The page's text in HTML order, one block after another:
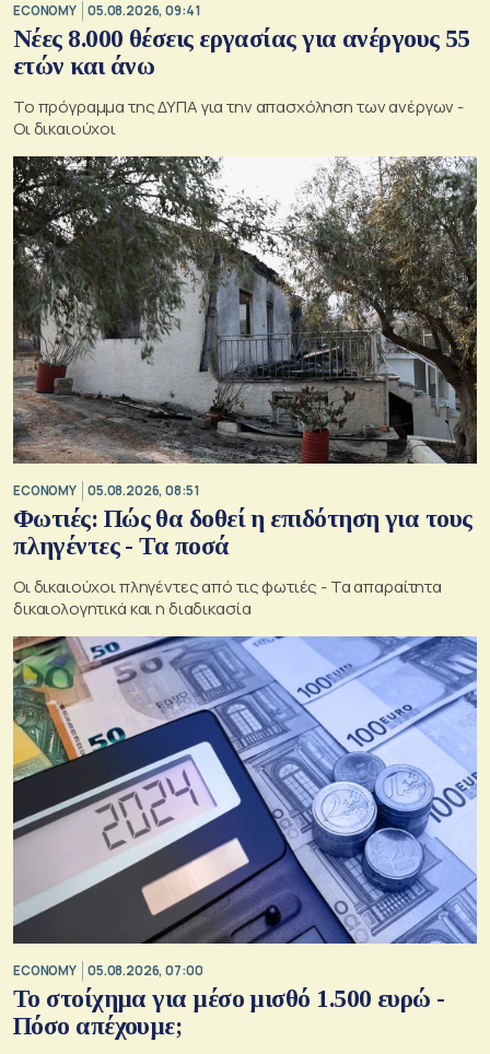
ECONOMY 05.08.2026, 09:41
Νέες 8.000 θέσεις εργασίας για ανέργους 55
ετών και άνω
Το πρόγραμμα της ΔΥΠΑ για την απασχόληση των ανέργων -
Οι δικαιούχοι
ECONOMY 05.08.2026, 08:51
Φωτιές: Πώς θα δοθεί η επιδότηση για τους
πληγέντες - Τα ποσά
Οι δικαιούχοι πληγέντες από τις φωτιές - Τα απαραίτητα
δικαιολογητικά και η διαδικασία
ECONOMY 05.08.2026, 07:00
Το στοίχημα για μέσο μισθό 1.500 ευρώ -
Πόσο απέχουμε;